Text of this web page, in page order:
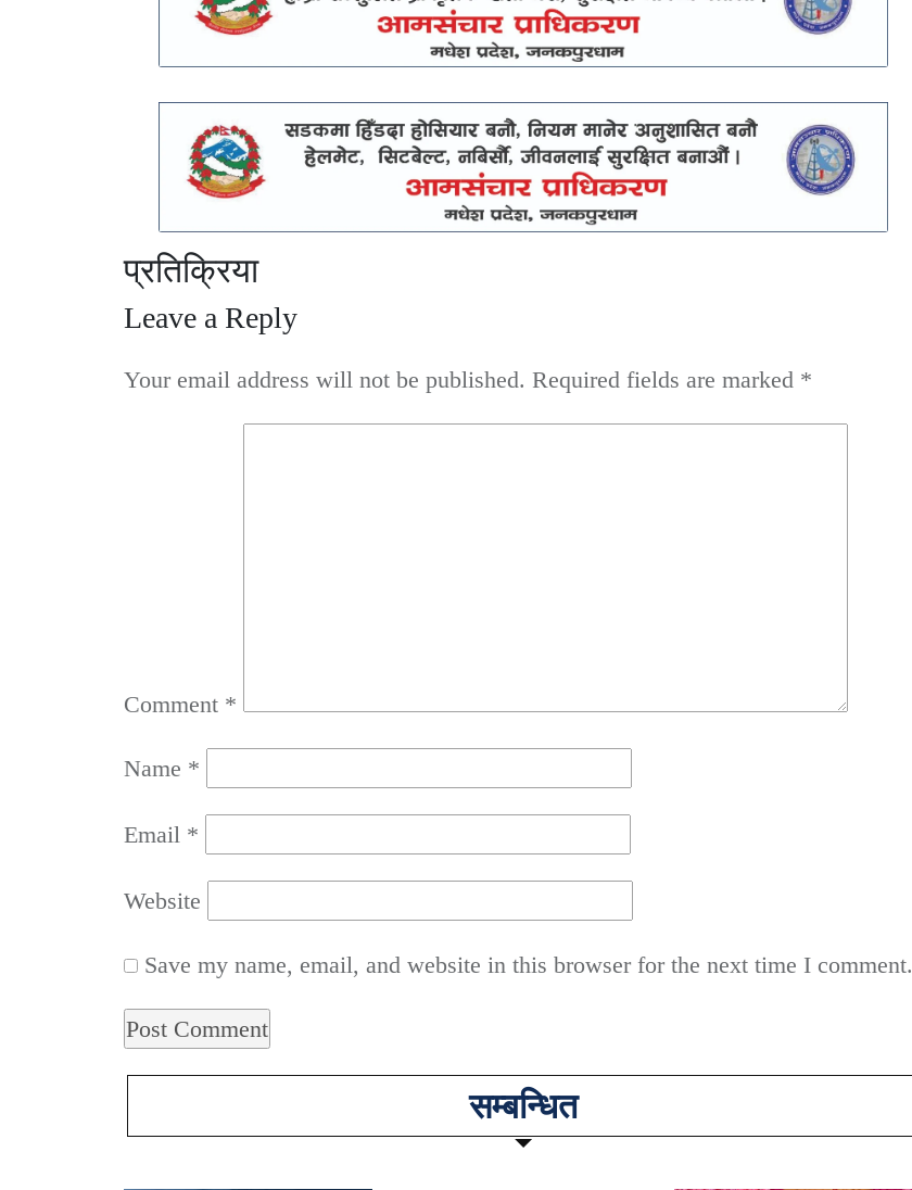
प्रतिक्रिया
Leave a Reply
Your email address will not be published. Required fields are marked *
Comment *
Name *
Email *
Website
Save my name, email, and website in this browser for the next time I comment.
सम्बन्धित